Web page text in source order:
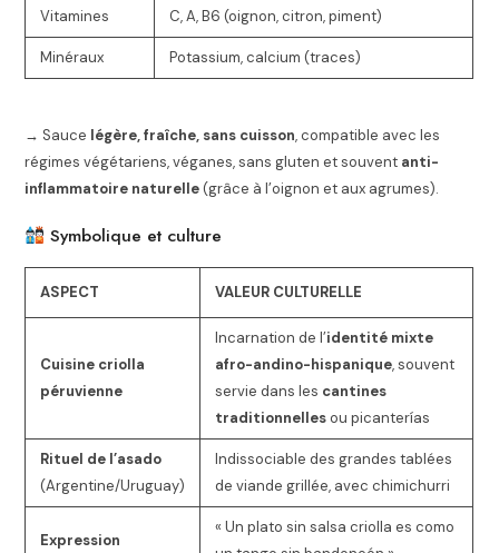
Vitamines C, A, B6 (oignon, citron, piment)
Minéraux Potassium, calcium (traces)
→ Sauce légère, fraîche, sans cuisson, compatible avec les
régimes végétariens, véganes, sans gluten et souvent anti-
inflammatoire naturelle(grâce à l’oignon et aux agrumes).
Symbolique et culture
ASPECT VALEUR CULTURELLE
Cuisine criolla
péruvienne
Incarnation de l’identité mixte
afro-andino-hispanique, souvent
servie dans les cantines
traditionnellesou picanterías
Rituel de l’asado
(Argentine/Uruguay)
Indissociable des grandes tablées
de viande grillée, avec chimichurri
Expression
« Un plato sin salsa criolla es como